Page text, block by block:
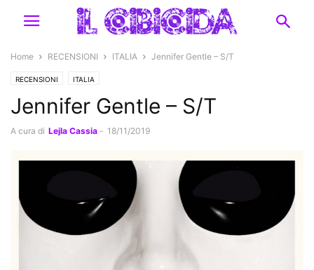
Home RECENSIONI ITALIA Jennifer Gentle – S/T
RECENSIONI ITALIA
Jennifer Gentle – S/T
A cura di Lejla Cassia - 18/11/2019